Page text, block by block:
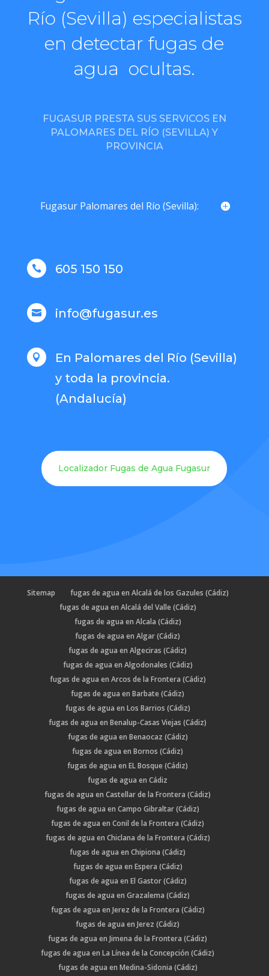
Río (Sevilla) especialistas
en detectar fugas de
agua ocultas.
FUGASUR PRESTA SUS SERVICOS EN
PALOMARES DEL RÍO (SEVILLA) Y
PROVINCIA
Fugasur Palomares del Río (Sevilla):
 605 150 150
 info@fugasur.es

En Palomares del Río (Sevilla)
y toda la provincia.
(Andalucía)
Localizador Fugas de Agua Fugasur
Sitemap
fugas de agua en Alcalá de los Gazules (Cádiz)
fugas de agua en Alcalá del Valle (Cádiz)
fugas de agua en Alcala (Cádiz)
fugas de agua en Algar (Cádiz)
fugas de agua en Algeciras (Cádiz)
fugas de agua en Algodonales (Cádiz)
fugas de agua en Arcos de la Frontera (Cádiz)
fugas de agua en Barbate (Cádiz)
fugas de agua en Los Barrios (Cádiz)
fugas de agua en Benalup-Casas Viejas (Cádiz)
fugas de agua en Benaocaz (Cádiz)
fugas de agua en Bornos (Cádiz)
fugas de agua en EL Bosque (Cádiz)
fugas de agua en Cádiz
fugas de agua en Castellar de la Frontera (Cádiz)
fugas de agua en Campo Gibraltar (Cádiz)
fugas de agua en Conil de la Frontera (Cádiz)
fugas de agua en Chiclana de la Frontera (Cádiz)
fugas de agua en Chipiona (Cádiz)
fugas de agua en Espera (Cádiz)
fugas de agua en El Gastor (Cádiz)
fugas de agua en Grazalema (Cádiz)
fugas de agua en Jerez de la Frontera (Cádiz)
fugas de agua en Jerez (Cádiz)
fugas de agua en Jimena de la Frontera (Cádiz)
fugas de agua en La Línea de la Concepción (Cádiz)
fugas de agua en Medina-Sidonia (Cádiz)